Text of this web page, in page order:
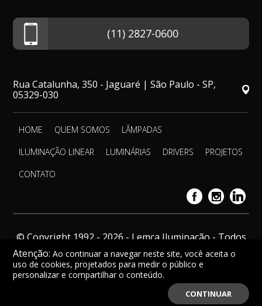
(11) 2827-0600
Rua Catalunha, 350 - Jaguaré | São Paulo - SP,
05329-030
HOME QUEM SOMOS
LÂMPADAS
ILUMINAÇÃO LINEAR
LUMINÁRIAS DRIVERS
PROJETOS
CONTATO
© Copyright 1992 - 2026 - Lemca Iluminação - Todos
Atenção: Ao continuar a navegar neste site, você aceita o
uso de cookies, projetados para medir o público e
personalizar e compartilhar o conteúdo.
CONTINUAR